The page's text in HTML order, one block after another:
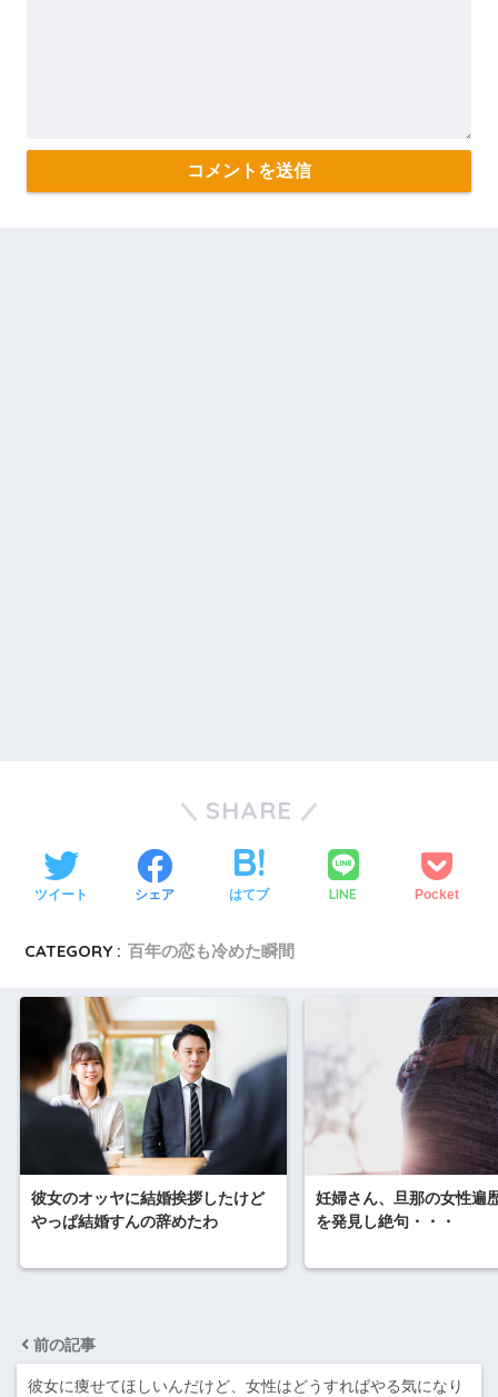
SHARE
ツイート シェア はてブ LINE Pocket
CATEGORY : 百年の恋も冷めた瞬間
彼女のオッヤに結婚挨拶したけど
やっぱ結婚すんの辞めたわ
妊婦さん、旦那の女性遍
を発見し絶句・・・
前の記事
彼女に痩せてほしいんだけど、女性はどうすればやる気になり